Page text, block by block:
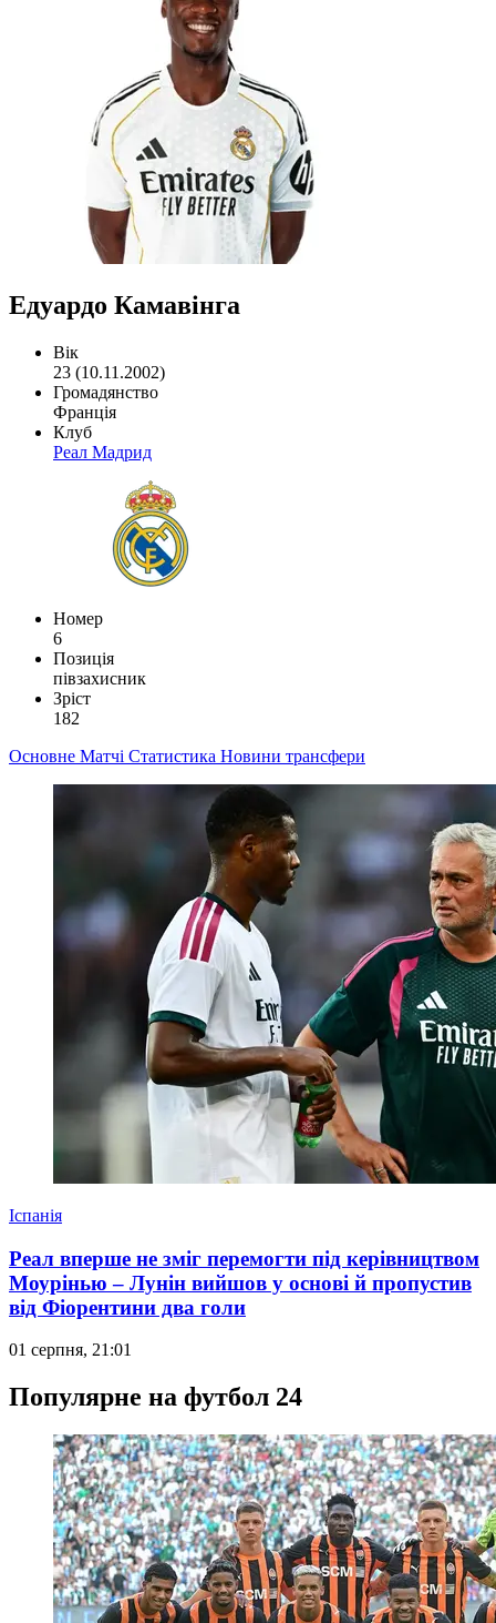
Едуардо Камавінга
Вік
23 (10.11.2002)
Громадянство
Франція
Клуб
Реал Мадрид
Номер
6
Позиція
півзахисник
Зріст
182
Основне Матчі Статистика Новини трансфери
Іспанія
Реал вперше не зміг перемогти під керівництвом
Моурінью – Лунін вийшов у основі й пропустив
від Фіорентини два голи
01 серпня, 21:01
Популярне на футбол 24